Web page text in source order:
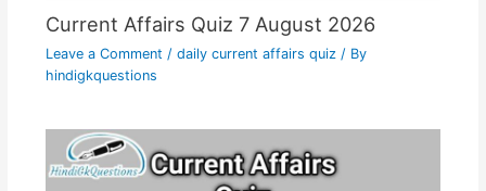
Current Affairs Quiz 7 August 2026
Leave a Comment / daily current affairs quiz/ By
hindigkquestions